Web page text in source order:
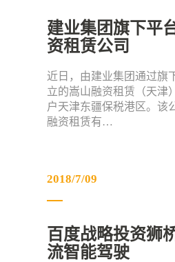
建业集团旗下平
资租赁公司
近日，由建业集团通过旗
立的嵩山融资租赁（天津
户天津东疆保税港区。该
融资租赁有…
2018/7/09
百度战略投资狮
流智能驾驶